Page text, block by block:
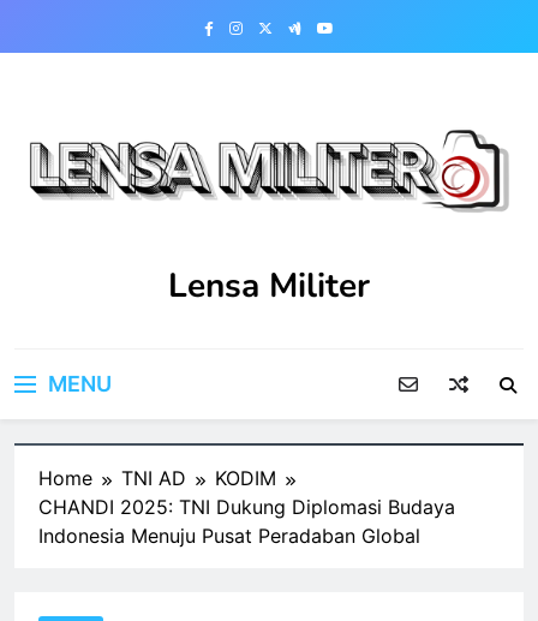
Lensa Militer
MENU
Home TNI AD
KODIM
CHANDI 2025: TNI Dukung Diplomasi Budaya
Indonesia Menuju Pusat Peradaban Global